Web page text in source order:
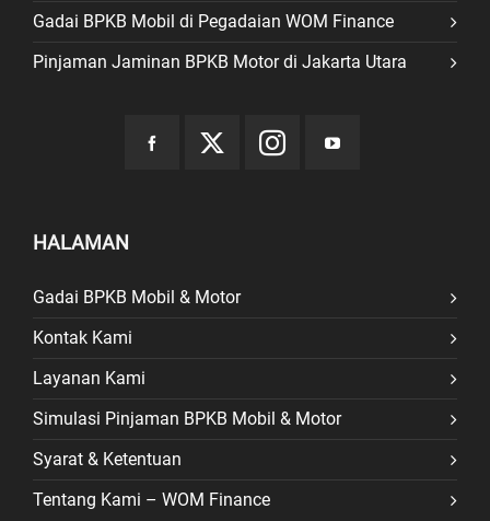
Gadai BPKB Mobil di Pegadaian WOM Finance
Pinjaman Jaminan BPKB Motor di Jakarta Utara
HALAMAN
Gadai BPKB Mobil & Motor
Kontak Kami
Layanan Kami
Simulasi Pinjaman BPKB Mobil & Motor
Syarat & Ketentuan
Tentang Kami – WOM Finance